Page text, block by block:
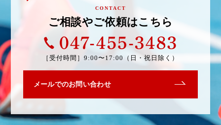
CONTACT
ご相談やご依頼はこちら
047-
［受付時間］ 9:00〜17:00（日・祝日除く）
メールでのお問い合わせ